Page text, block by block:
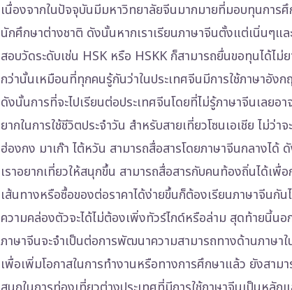
เนื่องจากในปัจจุบันมีมหาวิทยาลัยจีนมากมายที่มอบทุนการศึ
นักศึกษาต่างชาติ ดังนั้นหากเราเรียนภาษาจีนตั้งแต่เนิ่นๆแล
สอบวัดระดับเช่น HSK หรือ HSKK ก็สามารถยื่นขอทุนได้ไม่
กว่านั้นเหมือนที่ทุกคนรู้กันว่าในประเทศจีนมีการใช้ภาษาอัง
ดังนั้นการที่จะไปเรียนต่อประเทศจีนโดยที่ไม่รู้ภาษาจีนเลยอา
ยากในการใช้ชีวิตประจำวัน สำหรับสายเที่ยวโซนเอเชีย ไม่ว่าจ
ฮ่องกง มาเก๊า ไต้หวัน สามารถสื่อสารโดยภาษาจีนกลางได้
เราอยากเที่ยวให้สนุกขึ้น สามารถสื่อสารกับคนท้องถิ่นได้เพื่
เส้นทางหรือซื้อของต่อราคาได้ง่ายขึ้นก็ต้องเรียนภาษาจีนกัน
ความคล่องตัวจะได้ไม่ต้องเพิ่งทัวร์ไกด์หรือล่าม สุดท้ายนี้นอ
ภาษาจีนจะจำเป็นต่อการพัฒนาความสามารถทางด้านภาษา
เพื่อเพิ่มโอกาสในการทำงานหรือทางการศึกษาแล้ว ยังสาม